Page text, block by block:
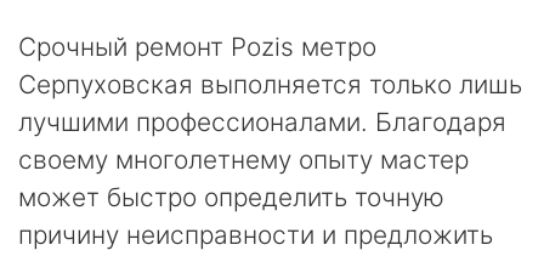
Срочный ремонт Pozis метро
Серпуховская выполняется только лишь
лучшими профессионалами. Благодаря
своему многолетнему опыту мастер
может быстро определить точную
причину неисправности и предложить